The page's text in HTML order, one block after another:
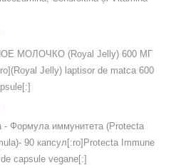
МОЛОЧКО (Royal Jelly) 600 МГ
Jelly) laptisor de matca 600
- Формула иммунитета (Protecta
90 капсул[:ro]Protecta Immune
capsule vegane[:]